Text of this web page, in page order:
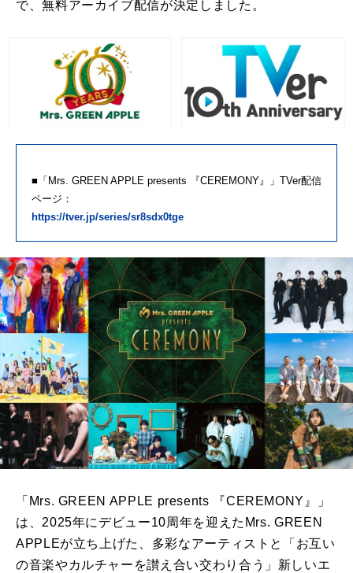
で、無料アーカイブ配信が決定しました。
■「Mrs. GREEN APPLE presents 『CEREMONY』」TVer配信
ページ：
https://tver.jp/series/sr8sdx0tge
「Mrs. GREEN APPLE presents 『CEREMONY』」
は、2025年にデビュー10周年を迎えたMrs. GREEN
APPLEが立ち上げた、多彩なアーティストと「お互い
の音楽やカルチャーを讃え合い交わり合う」新しいエ